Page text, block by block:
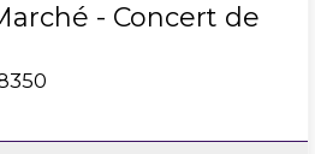
- Concert de